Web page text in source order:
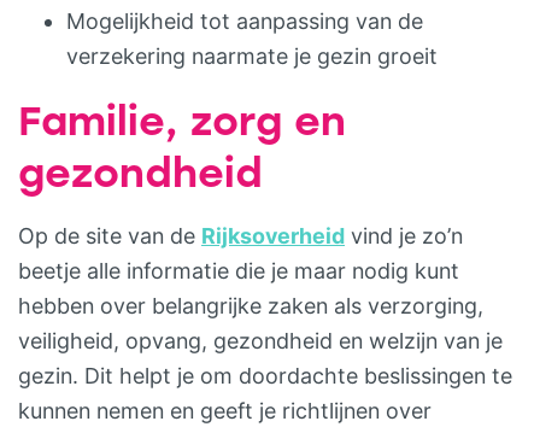
Mogelijkheid tot aanpassing van de
verzekering naarmate je gezin groeit
Familie, zorg en
gezondheid
Op de site van de Rijksoverheid vind je zo’n
beetje alle informatie die je maar nodig kunt
hebben over belangrijke zaken als verzorging,
veiligheid, opvang, gezondheid en welzijn van je
gezin. Dit helpt je om doordachte beslissingen te
kunnen nemen en geeft je richtlijnen over